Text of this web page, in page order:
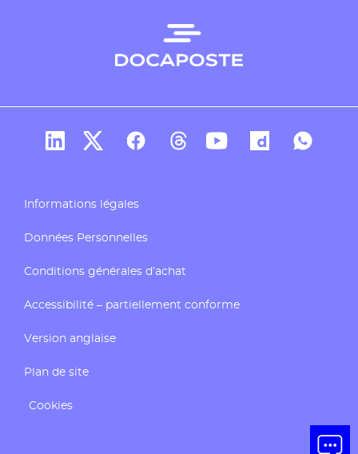
Ouvrir
Compte Linkedin de Docaposte
Compte X de Docaposte
Compte Facebook de Docaposte
Compte Threads de
Compte Youtube de
CompteCompte
Informations légales
Données Personnelles
Conditions générales d’achat
Accessibilité – partiellement conforme
Version anglaise
Plan de site
Cookies